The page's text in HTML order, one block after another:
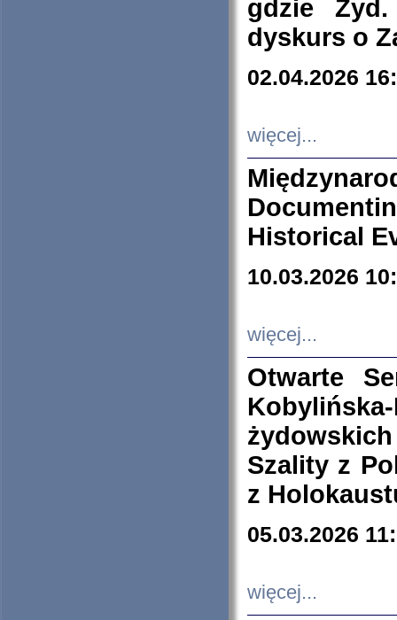
gdzie
dyskurs o
02.04.2026
więcej...
Historical
10.03.2026
więcej...
Otwarte
Szality z
z
05.03.2026
więcej...